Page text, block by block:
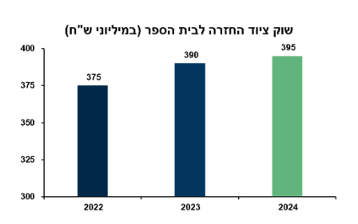
ולימודים
בריאות